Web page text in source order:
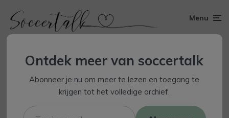
Menu
Ontdek meer van soccertalk
Abonneer je nu om meer te lezen en toegang te
krijgen tot het volledige archief.
Typ